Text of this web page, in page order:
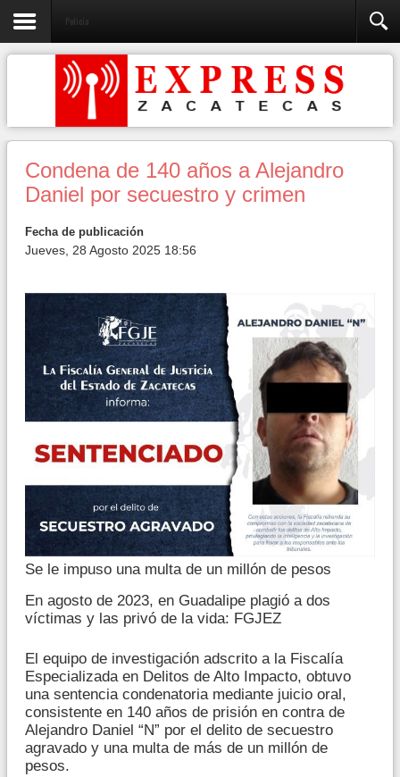
Policia
Condena de 140 años a Alejandro
Daniel por secuestro y crimen
Fecha de publicación
Jueves, 28 Agosto 2025 18:56
Se le impuso una multa de un millón de pesos
En agosto de 2023, en Guadalipe plagió a dos
víctimas y las privó de la vida: FGJEZ
El equipo de investigación adscrito a la Fiscalía
Especializada en Delitos de Alto Impacto, obtuvo
una sentencia condenatoria mediante juicio oral,
consistente en 140 años de prisión en contra de
Alejandro Daniel “N” por el delito de secuestro
agravado y una multa de más de un millón de
pesos.